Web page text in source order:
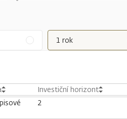
1 rok
Investiční horizont
2